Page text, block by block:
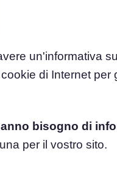
cookie
Generatore di
un'informativa
di Internet per
bisogno di
per il vostro sito.